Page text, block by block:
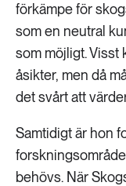
förkämpe för
som en neutral
som möjligt. Visst
åsikter, men då
det svårt att
Samtidigt är hon
behövs. När